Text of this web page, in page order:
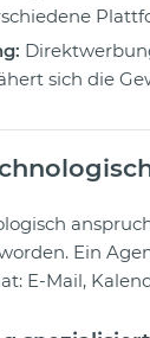
sich die
Ein
E-Mail,